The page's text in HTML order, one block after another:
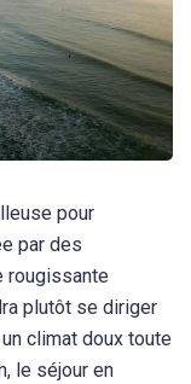
pour
par des
rougissante
plutôt se diriger
climat doux toute
le séjour en